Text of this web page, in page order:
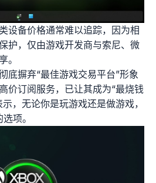
设备价格通常难以追踪，因为相
护，仅由游戏开发商与索尼、微
。
底摒弃“最佳游戏交易平台”形象
价订阅服务，已让其成为“最烧钱
，无论你是玩游戏还是做游戏，
项。